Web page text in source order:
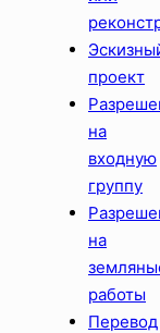
проект
на
входную
группу
на
работы
Перевод